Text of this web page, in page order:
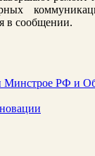
в сообщении.
Минстрое РФ и